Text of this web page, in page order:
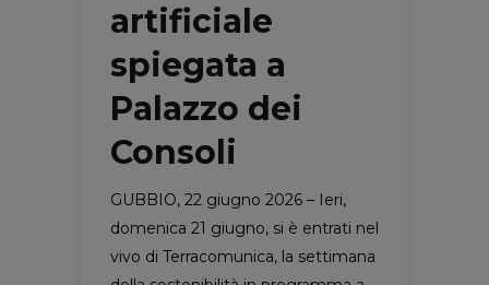
artificiale
spiegata a
Palazzo dei
Consoli
GUBBIO, 22 giugno 2026 – Ieri,
domenica 21 giugno, si è entrati nel
vivo di Terracomunica, la settimana